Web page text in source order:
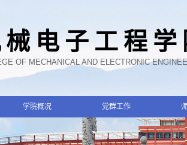
械电子工程
OF MECHANICAL AND ELECTRONIC
学院概况 党群工作